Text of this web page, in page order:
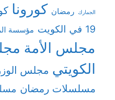
الجمارك رمضان كورونا
19 في الكويت
مؤسسة
مجلس الأمة
الكويتي مجلس
مسلسلات رمضان